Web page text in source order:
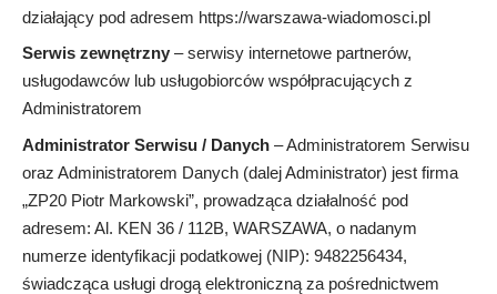
działający pod adresem https://warszawa-wiadomosci.pl
Serwis zewnętrzny – serwisy internetowe partnerów,
usługodawców lub usługobiorców współpracujących z
Administratorem
Administrator Serwisu / Danych – Administratorem Serwisu
oraz Administratorem Danych (dalej Administrator) jest firma
„ZP20 Piotr Markowski”, prowadząca działalność pod
adresem: Al. KEN 36 / 112B, WARSZAWA, o nadanym
numerze identyfikacji podatkowej (NIP): 9482256434,
świadcząca usługi drogą elektroniczną za pośrednictwem